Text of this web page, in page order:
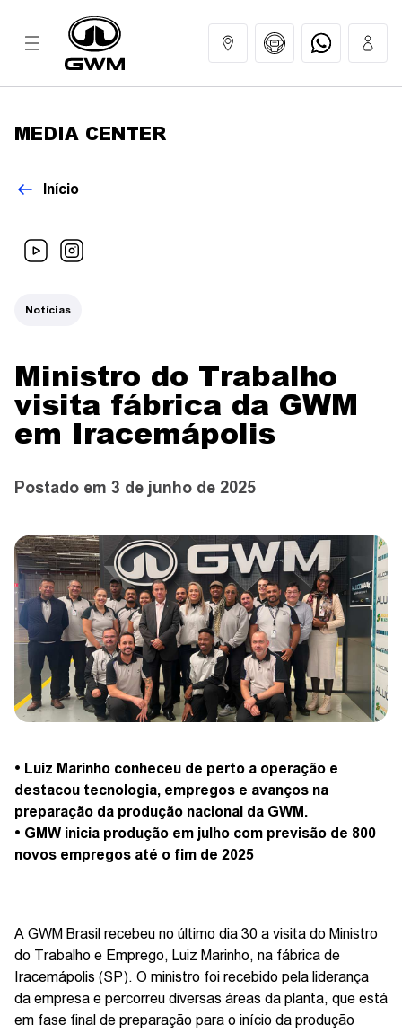
CONTATO
CONCESSIONÁRIAS
TEST DRIVE
WhatsApp
MEDIA CENTER
Início
Notícias
Ministro do Trabalho
visita fábrica da GWM
em Iracemápolis
Postado em 3 de junho de 2025
• Luiz Marinho conheceu de perto a operação e
destacou tecnologia, empregos e avanços na
preparação da produção nacional da GWM.
• GMW inicia produção em julho com previsão de 800
novos empregos até o fim de 2025
A GWM Brasil recebeu no último dia 30 a visita do Ministro
do Trabalho e Emprego, Luiz Marinho, na fábrica de
Iracemápolis (SP). O ministro foi recebido pela liderança
da empresa e percorreu diversas áreas da planta, que está
em fase final de preparação para o início da produção